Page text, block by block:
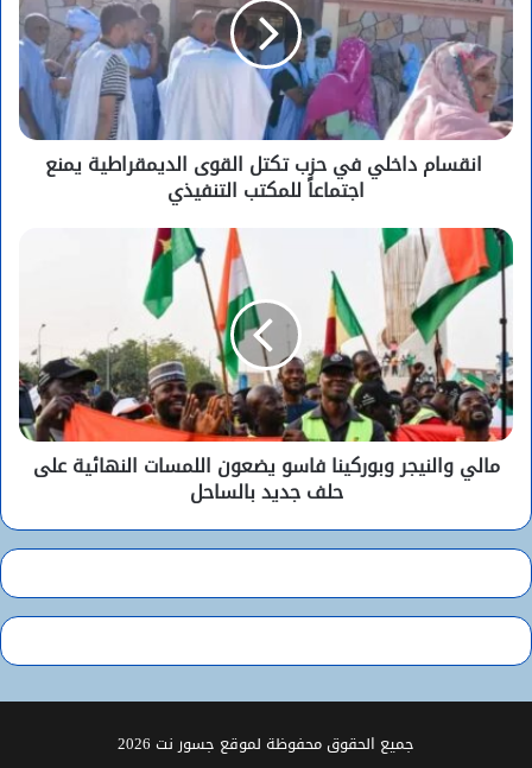
انقسام داخلي في حزب تكتل القوى الديمقراطية يمنع
اجتماعاً للمكتب التنفيذي
مالي والنيجر وبوركينا فاسو يضعون اللمسات النهائية على
حلف جديد بالساحل
جميع الحقوق محفوظة لموقع جسور نت 2026